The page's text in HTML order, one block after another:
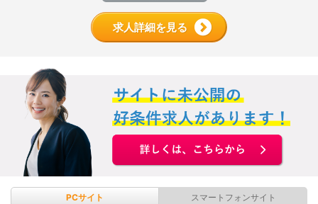
求人詳細を見る
PCサイト スマートフォンサイト